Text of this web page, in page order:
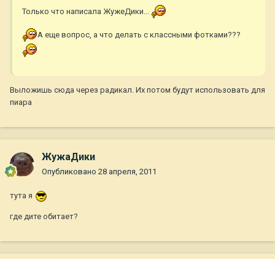
Только что написала ЖужеДики...
А еще вопрос, а что делать с классными фотками???
Выложишь сюда через радикал. Их потом будут использовать для
пиара
ЖужаДики
Опубликовано 28 апреля, 2011
тута я
где дите обитает?